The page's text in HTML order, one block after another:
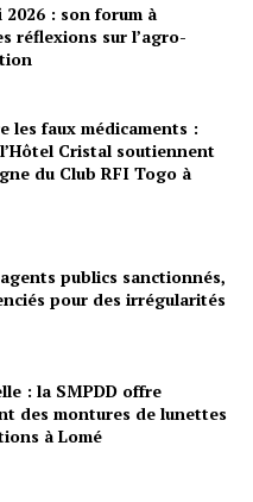
: son forum à
réflexions sur l’agro-
les faux médicaments :
Cristal soutiennent
du Club RFI Togo à
publics sanctionnés,
pour des irrégularités
: la SMPDD offre
des montures de lunettes
à Lomé